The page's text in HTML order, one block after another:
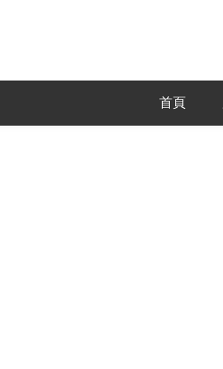
首頁